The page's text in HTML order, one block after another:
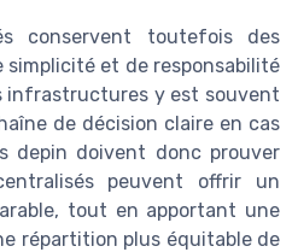
conservent toutefois des
simplicité et de responsabilité
infrastructures y est souvent
de décision claire en cas
depin doivent donc prouver
peuvent offrir un
tout en apportant une
répartition plus équitable de